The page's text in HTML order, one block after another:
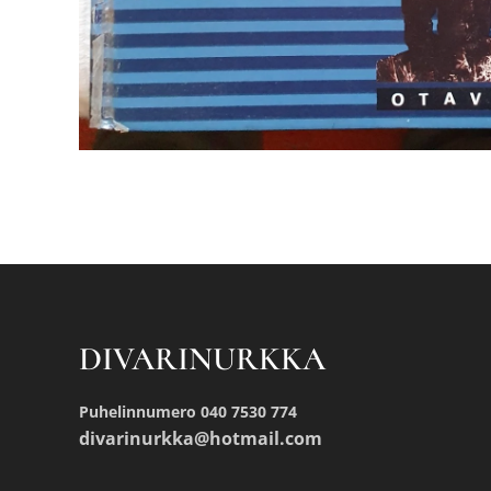
DIVARINURKKA
Puhelinnumero 040 7530 774
divarinurkka@hotmail.com